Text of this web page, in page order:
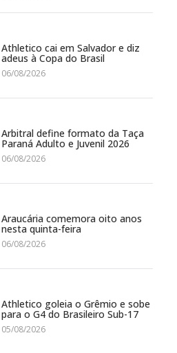
Athletico cai em Salvador e diz
adeus à Copa do Brasil
06/08/2026
Arbitral define formato da Taça
Paraná Adulto e Juvenil 2026
06/08/2026
Araucária comemora oito anos
nesta quinta-feira
06/08/2026
Athletico goleia o Grêmio e sobe
para o G4 do Brasileiro Sub-17
05/08/2026